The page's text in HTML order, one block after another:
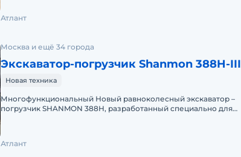
Атлант
Москва и ещё 34 города
Экскаватор-погрузчик Shanmon 388H-III
Новая техника
Многофункциональный Новый равноколесный экскаватор –
пoгpузчик SHANMON 388H, разработанный специально для
Атлант